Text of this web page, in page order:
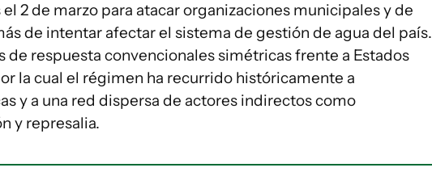
2 de marzo para atacar organizaciones municipales y de
de intentar afectar el sistema de gestión de agua del país.
de respuesta convencionales simétricas frente a Estados
la cual el régimen ha recurrido históricamente a
y a una red dispersa de actores indirectos como
y represalia.